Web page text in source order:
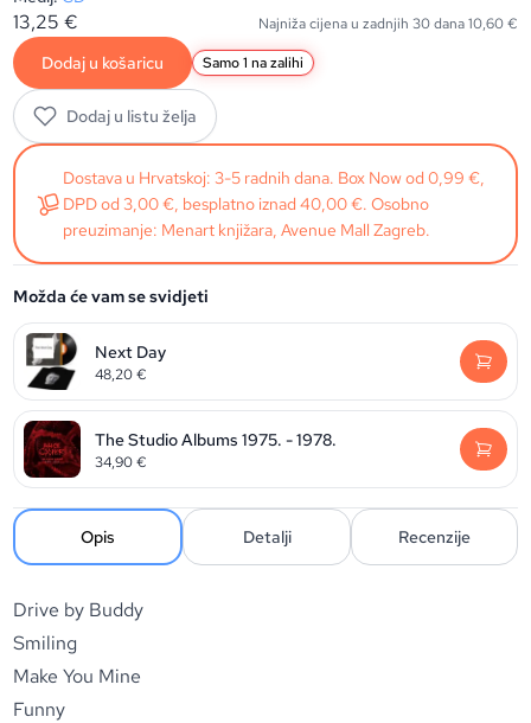
13,25€ Najniža cijena u zadnjih 30 dana10,60€
Dodaj u košaricu Samo 1 na zalihi
Dodaj u listu želja
Dostava u Hrvatskoj: 3-5 radnih dana. Box Now od 0,99 €,
DPD od 3,00 €, besplatno iznad 40,00 €. Osobno
preuzimanje: Menart knjižara, Avenue Mall Zagreb.
Možda će vam se svidjeti
Next Day
48,20€
The Studio Albums 1975. - 1978.
34,90€
Opis Detalji Recenzije
Drive by Buddy
Smiling
Make You Mine
Funny